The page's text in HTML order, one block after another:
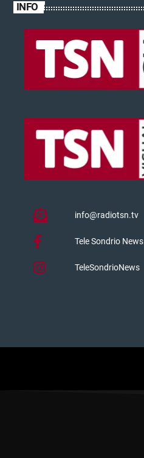
INFO
info@radiotsn.tv
Tele Sondrio News
TeleSondrioNews